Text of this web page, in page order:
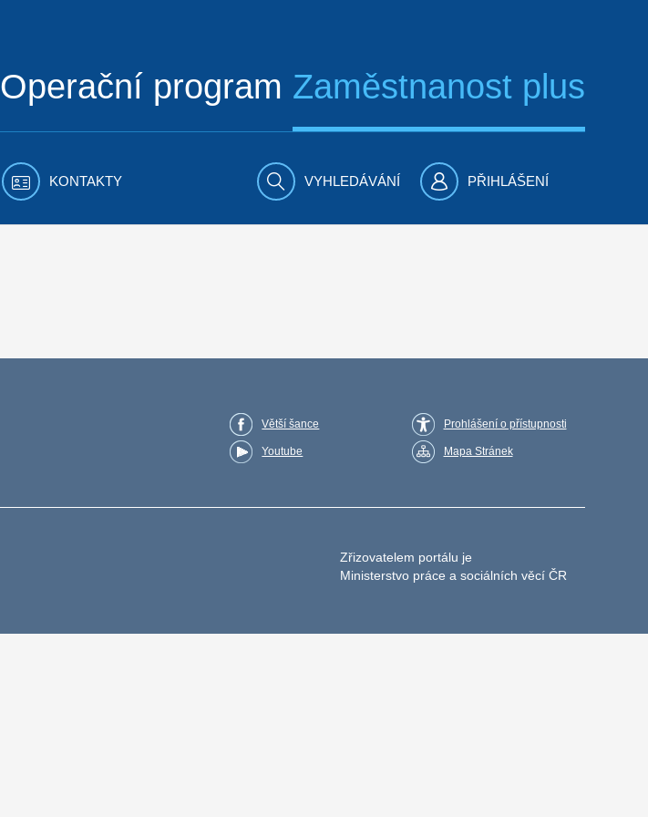
Operační program Zaměstnanost plus
KONTAKTY VYHLEDÁVÁNÍ PŘIHLÁŠENÍ
Větší šance
Youtube
Prohlášení o přístupnosti
Mapa Stránek
Zřizovatelem portálu je
Ministerstvo práce a sociálních věcí ČR